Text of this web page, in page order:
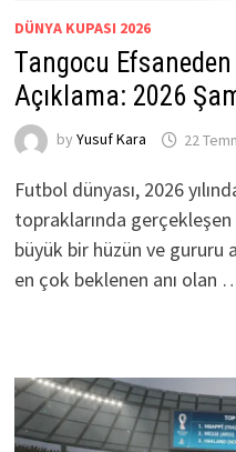
DÜNYA KUPASI 2026
Tangocu
Açıklama: 2026
by Yusuf Kara 22
Futbol dünyası, 2026
topraklarında
büyük bir hüzün ve gururu
en çok beklenen anı olan